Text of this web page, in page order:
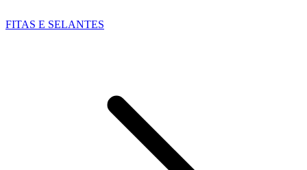
FITAS E SELANTES